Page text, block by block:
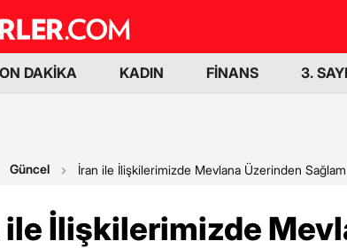
DAKİKA KADIN FİNANS 3.
Güncel İran ile İlişkilerimizde Mevlana Üzerinden
ile İlişkilerimizde